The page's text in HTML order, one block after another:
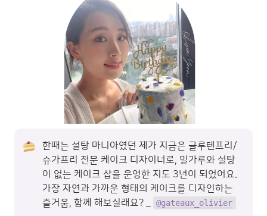
한때는 설탕 마니아였던 제가 지금은 글루텐프리/
슈가프리 전문 케이크 디자이너로, 밀가루와 설탕
이 없는 케이크 샵을 운영한 지도 3년이 되었어요.
가장 자연과 가까운 형태의 케이크를 디자인하는
즐거움, 함께 해보실래요? _
@gateaux_olivier